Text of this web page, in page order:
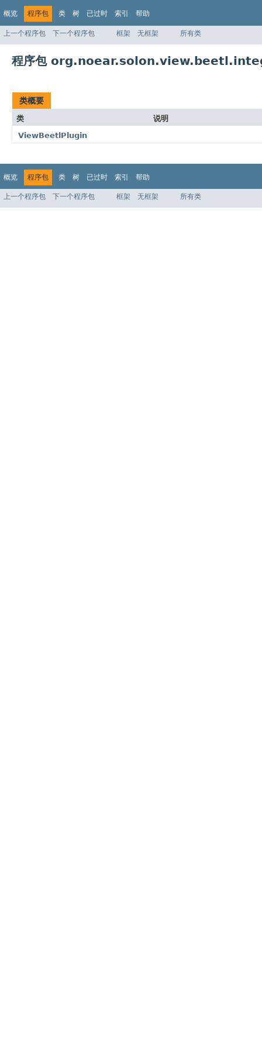
概览 程序包 类 树 已过时 索引 帮助
上一个程序包 下一个程序包 框架 无框架 所有类
程序包
类概要
类
说明
ViewBeetlPlugin
概览 程序包 类 树 已过时 索引 帮助
上一个程序包 下一个程序包 框架 无框架 所有类